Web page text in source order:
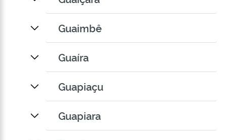
Guaimbê
Guaíra
Guapiaçu
Guapiara